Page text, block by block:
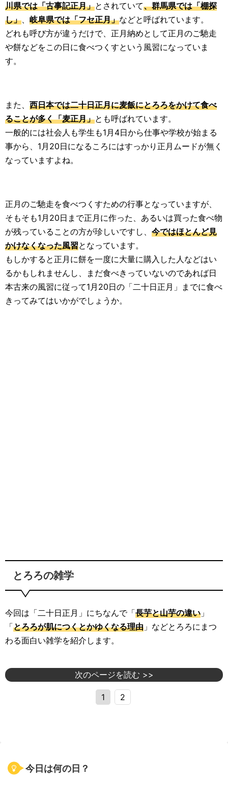
川県では「古事記正月」とされていて、群馬県では「棚探
し」、 岐阜県では「フセ正月」などと呼ばれています。
どれも呼び方が違うだけで、正月納めとして正月のご馳走
や餅などをこの日に食べつくすという風習になっていま
す。
また、 西日本では二十日正月に麦飯にとろろをかけて食べ
ることが多く「麦正月」とも呼ばれています。
一般的には社会人も学生も1月4日から仕事や学校が始まる
事から、1月20日になるころにはすっかり正月ムードが無く
なっていますよね。
正月のご馳走を食べつくすための行事となっていますが、
そもそも1月20日まで正月に作った、あるいは買った食べ物
が残っていることの方が珍しいですし、 今ではほとんど見
かけなくなった風習となっています。
もしかすると正月に餅を一度に大量に購入した人などはい
るかもしれませんし、まだ食べきっていないのであれば日
本古来の風習に従って1月20日の「二十日正月」までに食べ
きってみてはいかがでしょうか。
とろろの雑学
今回は「二十日正月」にちなんで「長芋と山芋の違い 」
「とろろが肌につくとかゆくなる理由 」などとろろにまつ
わる面白い雑学を紹介します。
次のページを読む >>
1 2
今日は何の日？